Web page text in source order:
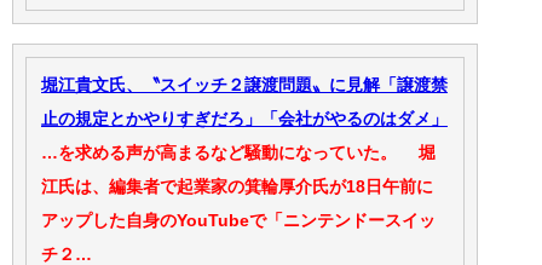
堀江貴文氏、〝スイッチ２譲渡問題〟に見解「譲渡禁
止の規定とかやりすぎだろ」「会社がやるのはダメ」
…を求める声が高まるなど騒動になっていた。 堀
江氏は、編集者で起業家の箕輪厚介氏が18日午前に
アップした自身のYouTubeで「ニンテンドースイッ
チ２…